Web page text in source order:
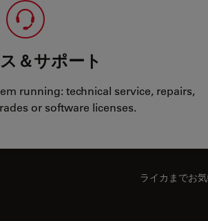
＆サポート
running: technical service, repairs,
or software licenses.
ライカまでお